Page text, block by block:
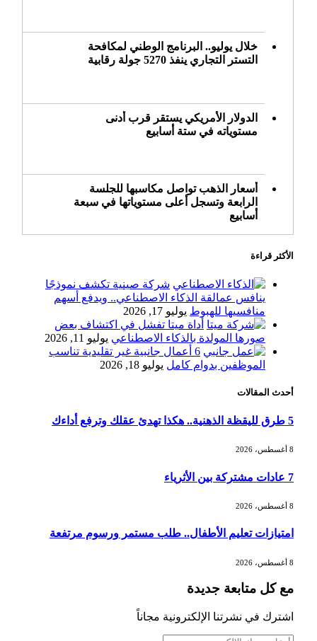
خلال يوليو.. البرنامج الوطني لمكافحة
التستر التجاري ينفذ 5270 جولة رقابية
الدولار الأمريكي يستقر قرب أدنى
مستوياته في ستة أسابيع
أسعار الذهب تواصل مكاسبها للجلسة
الرابعة وتسجل أعلى مستوياتها في سبعة
أسابيع
أسعار النفط ترتفع وسط ترقب نتائج
«طيران الرياض» يدشن أولى رحلاته إلى
مومباي ويضيف الوجهة التشغيلية الثامنة
مزاولة الأنشطة المالية عابرة الحدود
تطوير للبيئة الاستثمارية
الذهب يسجل أعلى مستوى في أسبوعين
بدعم من تراجع الدولار
الدولار الأمريكي يتراجع قرب أدنى
مستوياته في ستة أسابيع وسط تفاؤل
بشأن الشرق الأوسط
أسعار النفط تواصل التراجع للجلسة الثالثة
الأكثر قراءة
شركة صينية تكشف نموذجًا
ينافس عمالقة الذكاء الاصطناعي.. ويدفع أسهم
منافسيها للهبوط يوليو 17, 2026
أداة ميتا تفشل في اكتشاف بعض
صورها المولدة بالذكاء الاصطناعي يوليو 11, 2026
6 أعمال جانبية غير تقليدية تناسب
الموظفين بدوام كامل يوليو 18, 2026
أحدث المقالات
5 طرق لليقظة الذهنية.. هكذا تهدئ عقلك وترفع أداءك
8 أغسطس، 2026
7 عادات مشتركة بين الأثرياء
8 أغسطس، 2026
امتيازات تعليم الأطفال.. طلب مستمر ورسوم مرتفعة
8 أغسطس، 2026
مع كل متابعة جديدة
اشترك في نشرتنا الإلكترونية مجاناً